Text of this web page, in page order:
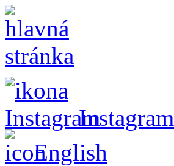
Instagram
English